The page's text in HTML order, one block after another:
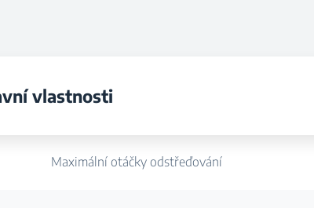
vlastnosti
Maximální otáčky odstřeďování